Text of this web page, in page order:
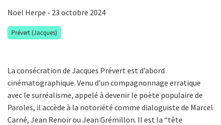
Noël Herpe - 23 octobre 2024
Prévert (Jacques)
La consécration de Jacques Prévert est d’abord
cinématographique. Venu d’un compagnonnage erratique
avec le surréalisme, appelé à devenir le poète populaire de
Paroles, il accède à la notoriété comme dialoguiste de Marcel
Carné, Jean Renoir ou Jean Grémillon. Il est la “tête